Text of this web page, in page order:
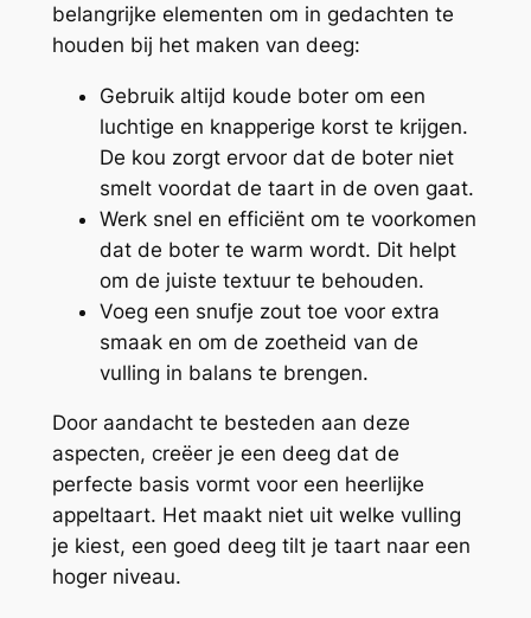
belangrijke elementen om in gedachten te
houden bij het maken van deeg:
Gebruik altijd koude boter om een
luchtige en knapperige korst te krijgen.
De kou zorgt ervoor dat de boter niet
smelt voordat de taart in de oven gaat.
Werk snel en efficiënt om te voorkomen
dat de boter te warm wordt. Dit helpt
om de juiste textuur te behouden.
Voeg een snufje zout toe voor extra
smaak en om de zoetheid van de
vulling in balans te brengen.
Door aandacht te besteden aan deze
aspecten, creëer je een deeg dat de
perfecte basis vormt voor een heerlijke
appeltaart. Het maakt niet uit welke vulling
je kiest, een goed deeg tilt je taart naar een
hoger niveau.